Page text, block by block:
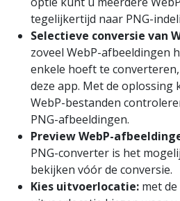
tegelijkertijd naar PNG-
Selectieve conversie van
zoveel WebP-afbeeldingen
enkele hoeft te
deze app. Met de oplossing
WebP-bestanden
PNG-afbeeldingen.
Preview WebP-
PNG-converter is het
bekijken vóór de conversie.
Kies uitvoerlocatie: met